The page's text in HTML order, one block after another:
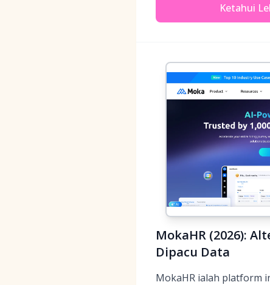
Ketahui
MokaHR (2026):
Dipacu Data
MokaHR ialah platform